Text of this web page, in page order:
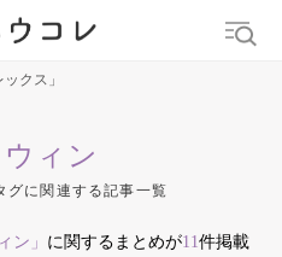
中折れ ニオイケア
クス」
ィン
グに関連する記事一覧
ン」 に関するまとめが11 件掲載